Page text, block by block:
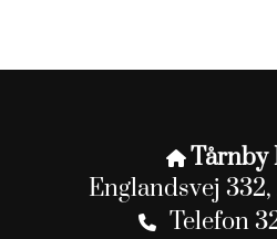
 Tårnby
Englandsvej
 Telefon